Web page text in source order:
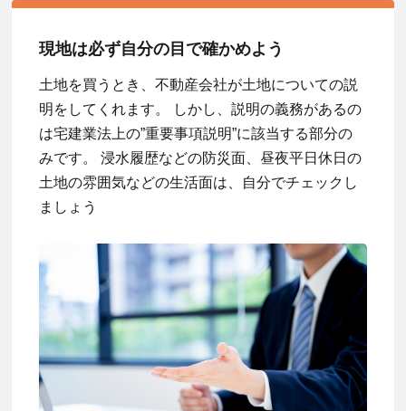
現地は必ず自分の目で確かめよう
土地を買うとき、不動産会社が土地についての説
明をしてくれます。 しかし、説明の義務があるの
は宅建業法上の”重要事項説明”に該当する部分の
みです。 浸水履歴などの防災面、昼夜平日休日の
土地の雰囲気などの生活面は、自分でチェックし
ましょう